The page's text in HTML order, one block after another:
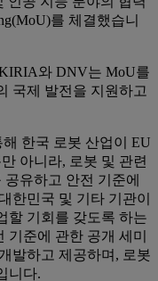
를 체결했습니
와 DNV는 MoU를
국제 발전을 지원하고
한국 로봇 산업이 EU
아니라, 로봇 및 관련
유하고 안전 기준에
한민국 및 기타 기관이
할 기회를 갖도록 하는
기준에 관한 공개 세미
발하고 제공하며, 로봇
니다.